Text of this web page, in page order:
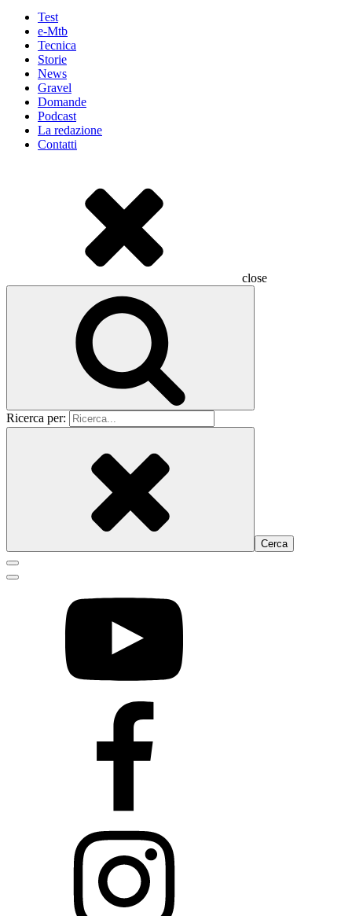
Test
e-Mtb
Tecnica
Storie
News
Gravel
Domande
Podcast
La redazione
Contatti
close
Ricerca per: